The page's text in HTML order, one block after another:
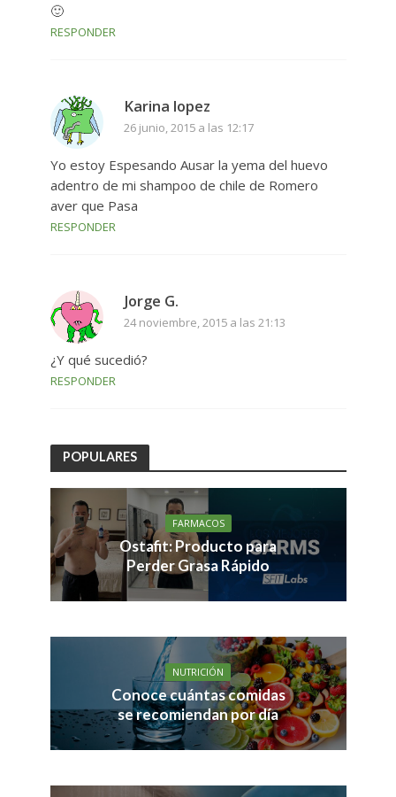
🙂
RESPONDER
Karina lopez
26 junio, 2015 a las 12:17
Yo estoy Espesando Ausar la yema del huevo
adentro de mi shampoo de chile de Romero
aver que Pasa
RESPONDER
Jorge G.
24 noviembre, 2015 a las 21:13
¿Y qué sucedió?
RESPONDER
POPULARES
FARMACOS
Ostafit: Producto para
Perder Grasa Rápido
NUTRICIÓN
Conoce cuántas comidas
se recomiendan por día